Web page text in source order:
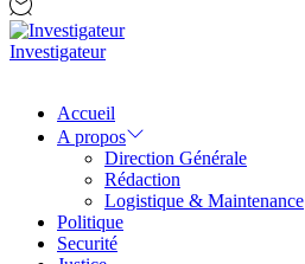
Investigateur
Accueil
A propos
Direction Générale
Rédaction
Logistique & Maintenance
Politique
Securité